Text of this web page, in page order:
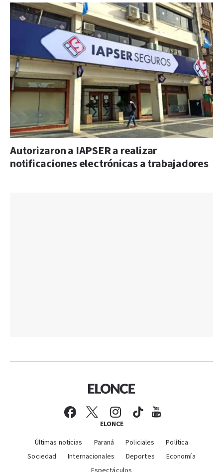
Autorizaron a IAPSER a realizar
notificaciones electrónicas a trabajadores
ELONCE
Últimas noticias Paraná Policiales
Política
Sociedad
Internacionales Deportes
Economía